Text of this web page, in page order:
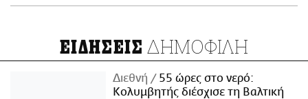
ΕΙΔΗΣΕΙΣ ΔΗΜΟΦΙΛΗ
Διεθνή
55 ώρες στο νερό:
Κολυμβητής διέσχισε τη Βαλτική